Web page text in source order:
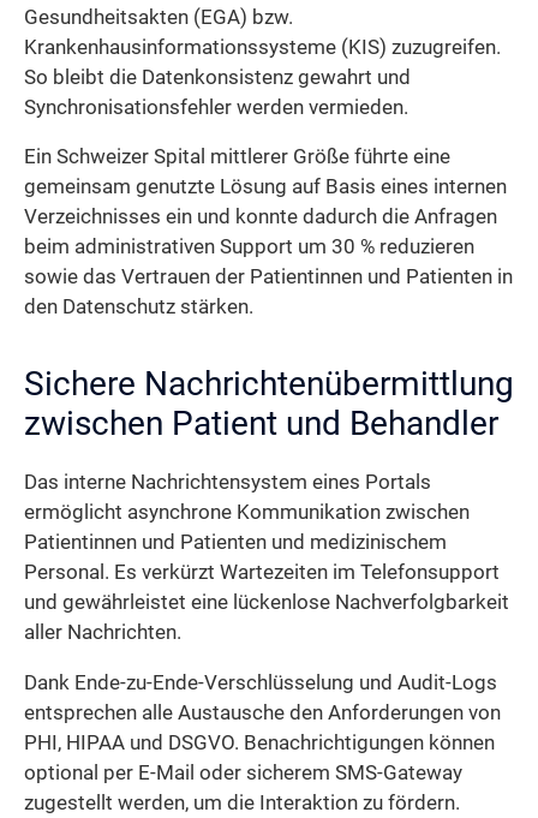
Gesundheitsakten (EGA) bzw.
Krankenhausinformationssysteme (KIS) zuzugreifen.
So bleibt die Datenkonsistenz gewahrt und
Synchronisationsfehler werden vermieden.
Ein Schweizer Spital mittlerer Größe führte eine
gemeinsam genutzte Lösung auf Basis eines internen
Verzeichnisses ein und konnte dadurch die Anfragen
beim administrativen Support um 30 % reduzieren
sowie das Vertrauen der Patientinnen und Patienten in
den Datenschutz stärken.
Sichere Nachrichtenübermittlung
zwischen Patient und Behandler
Das interne Nachrichtensystem eines Portals
ermöglicht asynchrone Kommunikation zwischen
Patientinnen und Patienten und medizinischem
Personal. Es verkürzt Wartezeiten im Telefonsupport
und gewährleistet eine lückenlose Nachverfolgbarkeit
aller Nachrichten.
Dank Ende-zu-Ende-Verschlüsselung und Audit-Logs
entsprechen alle Austausche den Anforderungen von
PHI, HIPAA und DSGVO. Benachrichtigungen können
optional per E-Mail oder sicherem SMS-Gateway
zugestellt werden, um die Interaktion zu fördern.